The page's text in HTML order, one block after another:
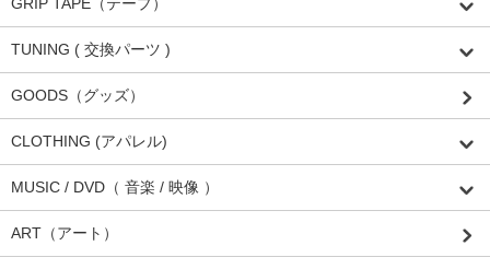
TUNING ( 交換パーツ )
GOODS（グッズ）
CLOTHING (アパレル)
MUSIC / DVD（ 音楽 / 映像 ）
ART（アート）